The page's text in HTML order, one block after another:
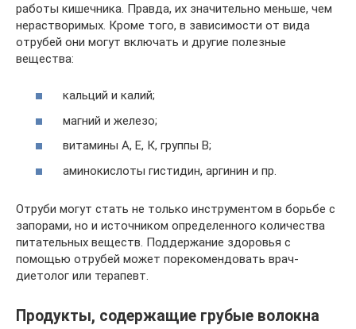
работы кишечника. Правда, их значительно меньше, чем
нерастворимых. Кроме того, в зависимости от вида
отрубей они могут включать и другие полезные
вещества:
кальций и калий;
магний и железо;
витамины А, Е, К, группы В;
аминокислоты гистидин, аргинин и пр.
Отруби могут стать не только инструментом в борьбе с
запорами, но и источником определенного количества
питательных веществ. Поддержание здоровья с
помощью отрубей может порекомендовать врач-
диетолог или терапевт.
Продукты, содержащие грубые волокна